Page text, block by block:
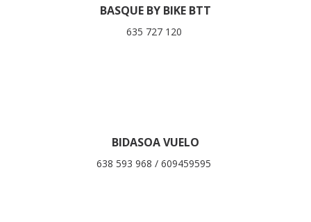
BASQUE BY BIKE BTT
635 727 120
BIDASOA VUELO
638 593 968 / 609459595